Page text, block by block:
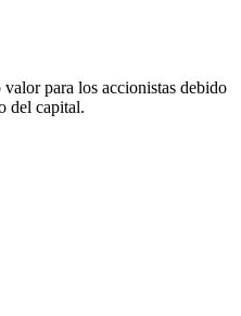
para los accionistas debido
del capital.